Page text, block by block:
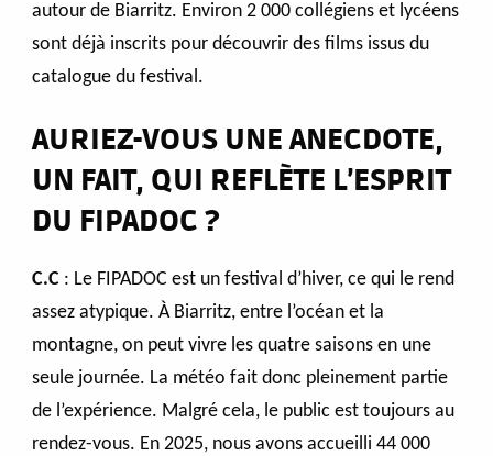
autour de Biarritz. Environ 2 000 collégiens et lycéens
sont déjà inscrits pour découvrir des films issus du
catalogue du festival.
AURIEZ-VOUS UNE ANECDOTE,
UN FAIT, QUI REFLÈTE L’ESPRIT
DU FIPADOC ?
C.C: Le FIPADOC est un festival d’hiver, ce qui le rend
assez atypique. À Biarritz, entre l’océan et la
montagne, on peut vivre les quatre saisons en une
seule journée. La météo fait donc pleinement partie
de l’expérience. Malgré cela, le public est toujours au
rendez-vous. En 2025, nous avons accueilli 44 000